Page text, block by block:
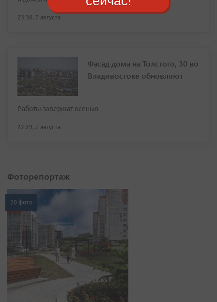
23:36, 7 августа
Фасад дома на Толстого, 30 во
Владивостоке обновляют
Работы завершат осенью
22:29, 7 августа
Фоторепортаж
20 фото